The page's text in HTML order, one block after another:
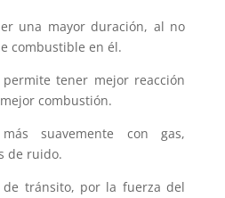
una mayor duración, al no
combustible en él.
tener mejor reacción
combustión.
suavemente con gas,
de ruido.
de tránsito, por la fuerza del